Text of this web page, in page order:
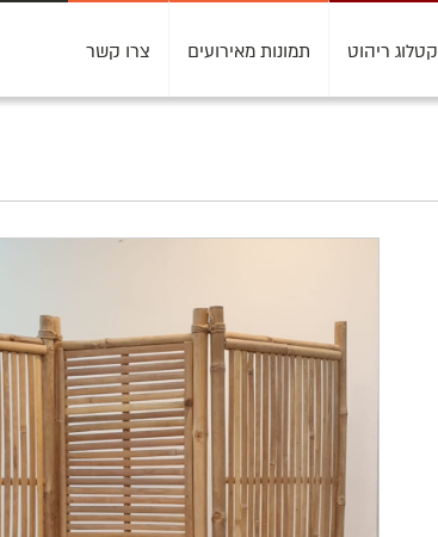
קטלוג ריהוט תמונות מאירועים צרו קשר